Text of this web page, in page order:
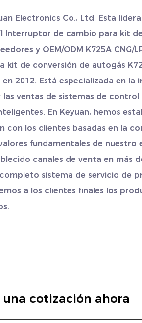
Electronics Co., Ltd. Esta
Interruptor de cambio para kit
y OEM/ODM K725A CNG/
kit de conversión de autogás
2012. Está especializada en la
las ventas de sistemas de
En Keyuan, hemos
con los clientes basadas en la
fundamentales de nuestro
canales de venta en más
sistema de servicio de
a los clientes finales los
cotización ahora